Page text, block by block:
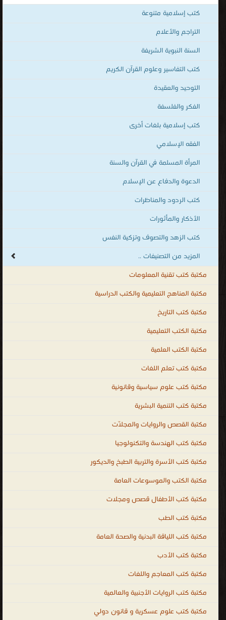
الصالحين ، برنامج للاستماع للقرآن ، islamic books ، islamic books in
urdu ، urdu islamic books free download ، islamic books free
download ، islamic books pdf ، best islamic books ، islamic books
for children ، arabic islamic books ، Quran book ، Quran and
Sunnah in multiple languages ، Quran ، Sunnah ، Islamic Books
french Library ، Islamic Books English Library ، Audio mp3
الهواتف الذكية والاجهزة الكفيّة أونلاين.
كتب إسلامية متنوعة
التراجم والأعلام
السنة النبوية الشريفة
كتب التفاسير وعلوم القرآن الكريم
التوحيد والعقيدة
الفكر والفلسفة
كتب إسلامية بلغات أخرى
الفقه الإسلامي
المرأة المسلمة في القرآن والسنة
الدعوة والدفاع عن الإسلام
كتب الردود والمناظرات
الأذكار والمأثورات
كتب الزهد والتصوف وتزكية النفس
المزيد من التصنيفات ..
مكتبة كتب تقنية المعلومات
مكتبة المناهج التعليمية والكتب الدراسية
مكتبة كتب التاريخ
مكتبة الكتب التعليمية
مكتبة الكتب العلمية
مكتبة كتب تعلم اللغات
مكتبة كتب علوم سياسية وقانونية
مكتبة كتب التنمية البشرية
مكتبة القصص والروايات والمجلّات
مكتبة كتب الهندسة والتكنولوجيا
مكتبة كتب الأسرة والتربية الطبخ والديكور
مكتبة الكتب والموسوعات العامة
مكتبة كتب الأطفال قصص ومجلات
مكتبة كتب الطب
مكتبة كتب اللياقة البدنية والصحة العامة
مكتبة كتب الأدب
مكتبة كتب المعاجم واللغات
مكتبة كتب الروايات الأجنبية والعالمية
مكتبة كتب علوم عسكرية و قانون دولي